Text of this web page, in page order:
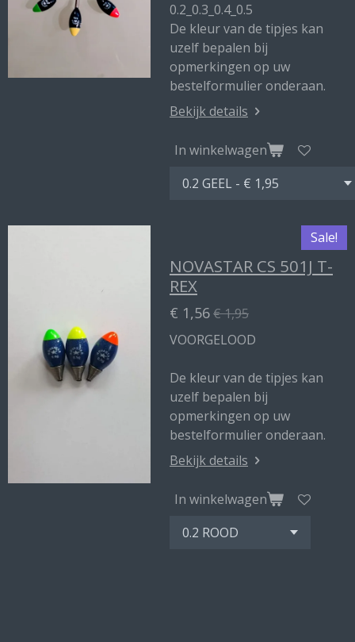
0.2_0.3_0.4_0.5
De kleur van de tipjes kan
uzelf bepalen bij
opmerkingen op uw
bestelformulier onderaan.
Bekijk details
In winkelwagen
Sale!
NOVASTAR CS 501J T-
REX
€ 1,56€ 1,95
VOORGELOOD
De kleur van de tipjes kan
uzelf bepalen bij
opmerkingen op uw
bestelformulier onderaan.
Bekijk details
In winkelwagen